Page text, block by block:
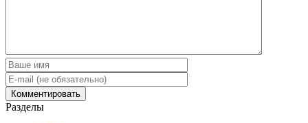
Разделы